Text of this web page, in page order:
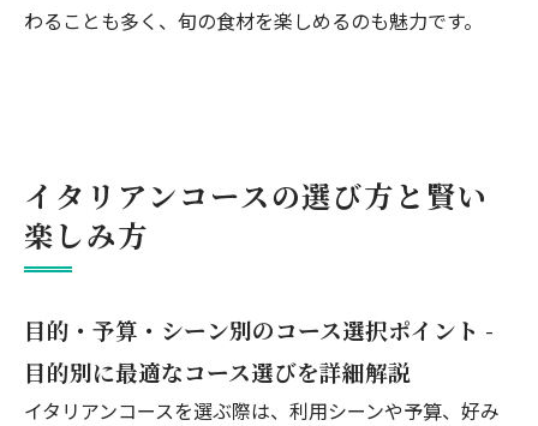
わることも多く、旬の食材を楽しめるのも魅力です。
イタリアンコースの選び方と賢い
楽しみ方
目的・予算・シーン別のコース選択ポイント -
目的別に最適なコース選びを詳細解説
イタリアンコースを選ぶ際は、利用シーンや予算、好み